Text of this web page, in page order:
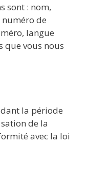
sont : nom,
numéro de
langue
que vous nous
la période
de la
avec la loi